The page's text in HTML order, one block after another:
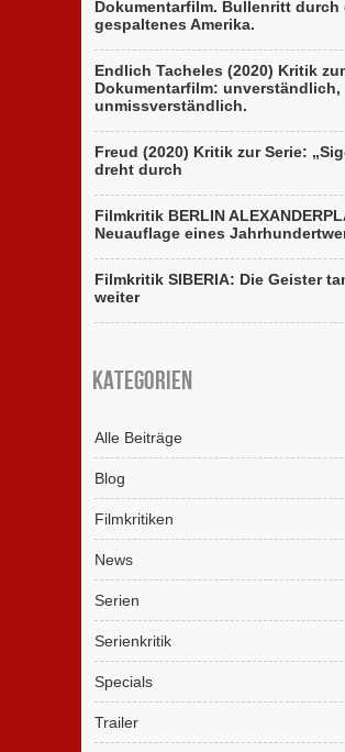
Dokumentarfilm. Bullenritt durch
gespaltenes Amerika.
Endlich Tacheles (2020) Kritik
Dokumentarfilm: unverständlich,
unmissverständlich.
Freud (2020) Kritik zur Serie:
dreht durch
Filmkritik BERLIN
Neuauflage eines
Filmkritik SIBERIA: Die Geister
weiter
Kategorien
Alle Beiträge
Blog
Filmkritiken
News
Serien
Serienkritik
Specials
Trailer